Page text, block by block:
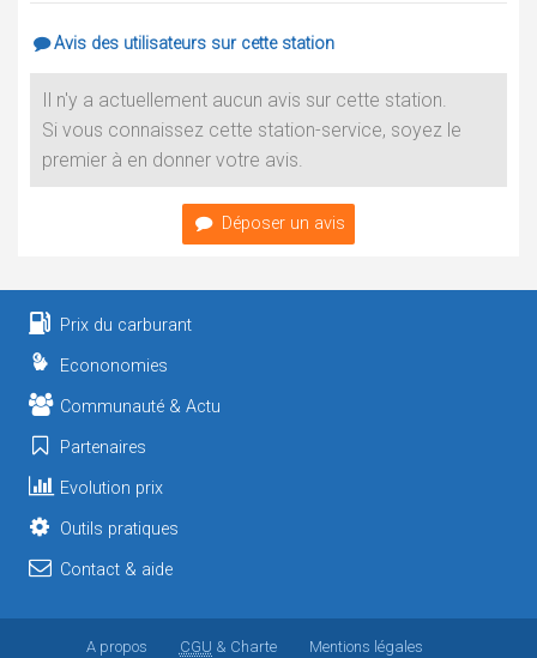
Avis des utilisateurs sur cette station
Il n'y a actuellement aucun avis sur cette station.
Si vous connaissez cette station-service, soyez le
premier à en donner votre avis.
Déposer un avis
Prix du carburant
Econonomies
Communauté & Actu
Partenaires
Evolution prix
Outils pratiques
Contact & aide
A propos CGU & Charte Mentions légales